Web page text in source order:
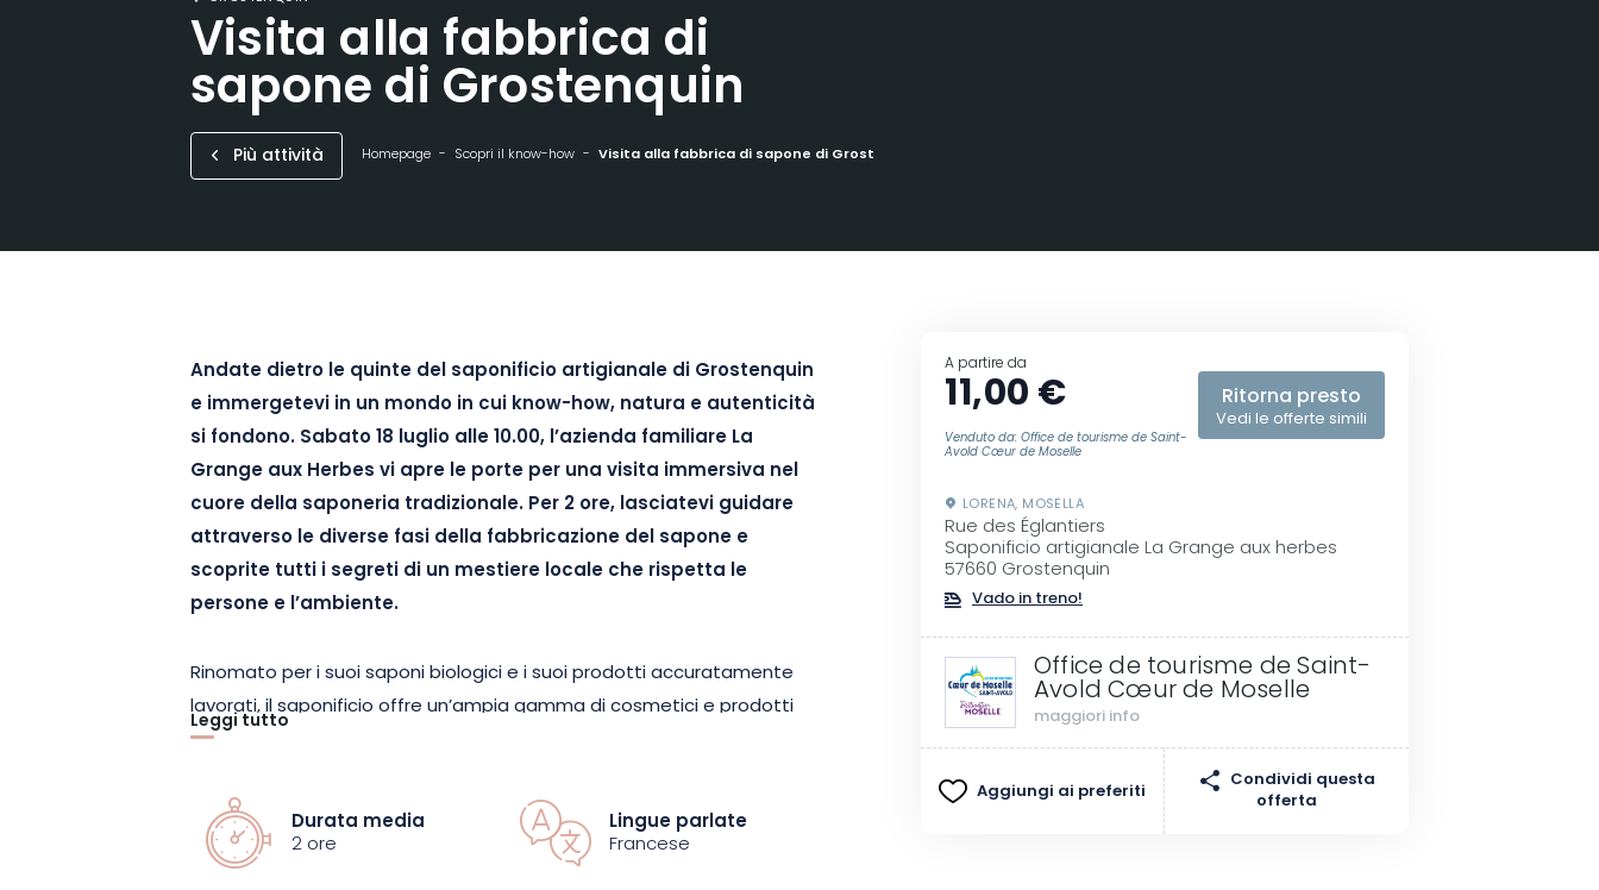
Visita alla fabbrica di
sapone di Grostenquin
Più attività Homepage Scopri il know-how Visita alla fabbrica di sapone di Grostenquin
Andate dietro le quinte del saponificio artigianale di Grostenquin
e immergetevi in un mondo in cui know-how, natura e autenticità
si fondono. Sabato 18 luglio alle 10.00, l’azienda familiare La
Grange aux Herbes vi apre le porte per una visita immersiva nel
cuore della saponeria tradizionale. Per 2 ore, lasciatevi guidare
attraverso le diverse fasi della fabbricazione del sapone e
scoprite tutti i segreti di un mestiere locale che rispetta le
persone e l’ambiente.
Rinomato per i suoi saponi biologici e i suoi prodotti accuratamente
lavorati, il saponificio offre un’ampia gamma di cosmetici e prodotti
per la pulizia realizzati con ingredienti accuratamente selezionati. I
originali, seducono per la loro qualità e per la produzione al 100% della
Mosella. Premiata con i marchi « Qualité France » e « Qualité MOSL »,
l’azienda promuove l’artigianato genuino e i valori forti basati sulla
Leggi tutto
Durata media
2 ore
Lingue parlate
Francese
A partire da
11,00 €
Venduto da: Office de tourisme de Saint-
Avold Cœur de Moselle
Ritorna presto
Vedi le offerte simili
LORENA, MOSELLA
Rue des Églantiers
Saponificio artigianale La Grange aux herbes
57660 Grostenquin
Vado in treno!
Office de tourisme de Saint-
Avold Cœur de Moselle
maggiori info
Aggiungi ai preferiti
Condividi questa
offerta